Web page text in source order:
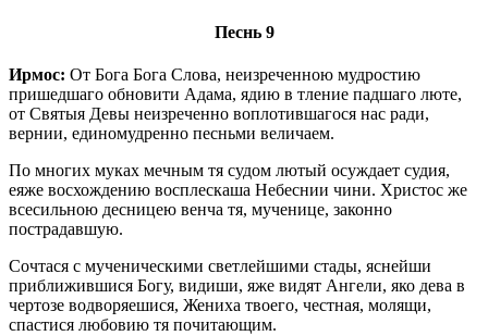
Песнь 9
Ирмос: От Бога Бога Слова, неизреченною мудростию
пришедшаго обновити Адама, ядию в тление падшаго люте,
от Святыя Девы неизреченно воплотившагося нас ради,
вернии, единомудренно песньми величаем.
По многих муках мечным тя судом лютый осуждает судия,
еяже восхождению восплескаша Небеснии чини. Христос же
всесильною десницею венча тя, мученице, законно
пострадавшую.
Сочтася с мученическими светлейшими стады, яснейши
приближившися Богу, видиши, яже видят Ангели, яко дева в
чертозе водворяешися, Жениха твоего, честная, молящи,
спастися любовию тя почитающим.